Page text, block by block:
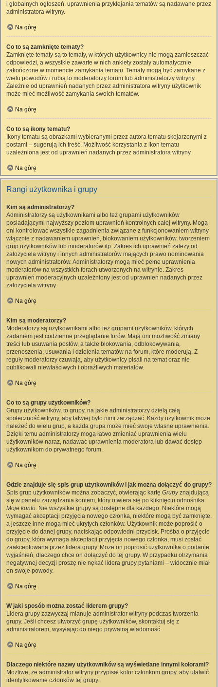
i globalnych ogłoszeń, uprawnienia przyklejania tematów są nadawane przez
administratora witryny.
Na górę
Co to są zamknięte tematy?
Zamknięte tematy są to tematy, w których użytkownicy nie mogą zamieszczać
odpowiedzi, a wszystkie zawarte w nich ankiety zostały automatycznie
zakończone w momencie zamykania tematu. Tematy mogą być zamykane z
wielu powodów i robią to moderatorzy forum lub administratorzy witryny.
Zależnie od uprawnień nadanych przez administratora witryny użytkownik
może mieć możliwość zamykania swoich tematów.
Na górę
Co to są ikony tematu?
Ikony tematu są obrazkami wybieranymi przez autora tematu skojarzonymi z
postami – sugerują ich treść. Możliwość korzystania z ikon tematu
uzależniona jest od uprawnień nadanych przez administratora witryny.
Na górę
Rangi użytkownika i grupy
Kim są administratorzy?
Administratorzy są użytkownikami albo też grupami użytkowników
posiadającymi najwyższy poziom uprawnień kontrolnych całej witryny. Mogą
oni kontrolować wszystkie zagadnienia związane z funkcjonowaniem witryny
włącznie z nadawaniem uprawnień, blokowaniem użytkowników, tworzeniem
grup użytkowników lub moderatorów itp. Zakres ich uprawnień zależy od
założyciela witryny i innych administratorów mających prawo nominowania
nowych administratorów. Administratorzy mogą mieć pełne uprawnienia
moderatorów na wszystkich forach utworzonych na witrynie. Zakres
uprawnień moderacyjnych uzależniony jest od uprawnień nadanych przez
założyciela witryny.
Na górę
Kim są moderatorzy?
Moderatorzy są użytkownikami albo też grupami użytkowników, których
zadaniem jest codzienne przeglądanie forów. Mają oni możliwość zmiany
treści lub usuwania postów, a także blokowania, odblokowywania,
przenoszenia, usuwania i dzielenia tematów na forum, które moderują. Z
reguły moderatorzy czuwają, aby użytkownicy pisali na temat oraz nie
publikowali niewłaściwych i obraźliwych materiałów.
Na górę
Co to są grupy użytkowników?
Grupy użytkowników, to grupy, na jakie administratorzy dzielą całą
społeczność witryny, aby łatwiej było nimi zarządzać. Każdy użytkownik może
należeć do wielu grup, a każda grupa może mieć swoje własne uprawnienia.
Dzięki temu administratorzy mogą łatwo zmieniać uprawnienia wielu
użytkowników naraz, nadawać uprawnienia moderatora lub dawać dostęp
użytkownikom do prywatnego forum.
Na górę
Gdzie znajduje się spis grup użytkowników i jak można dołączyć do grupy?
Spis grup użytkowników można zobaczyć, otwierając kartę Grupyznajdującą
się w panelu zarządzania kontem, który otwiera się po kliknięciu odnośnika
Moje konto. Nie wszystkie grupy są dostępne dla każdego. Niektóre mogą
wymagać akceptacji przyjęcia nowego członka, niektóre mogą być zamknięte,
a jeszcze inne mogą mieć ukrytych członków. Użytkownik może poprosić o
przyjęcie do danej grupy, naciskając odpowiedni przycisk. Prośba o przyjęcie
do grupy, która wymaga akceptacji przyjęcia nowego członka, musi zostać
zaakceptowana przez lidera grupy. Może on poprosić użytkownika o podanie
wyjaśnień, dlaczego chce on dołączyć do tej grupy. W przypadku otrzymania
negatywnej decyzji proszę nie nękać lidera grupy pytaniami – widocznie miał
on swoje powody.
Na górę
W jaki sposób można zostać liderem grupy?
Lidera grupy zazwyczaj mianuje administrator witryny podczas tworzenia
grupy. Jeśli chcesz utworzyć grupę użytkowników, skontaktuj się z
administratorem, wysyłając do niego prywatną wiadomość.
Na górę
Dlaczego niektóre nazwy użytkowników są wyświetlane innymi kolorami?
Możliwe, że administrator witryny przypisał kolor członkom grupy, aby ułatwić
identyfikowanie członków tej grupy.